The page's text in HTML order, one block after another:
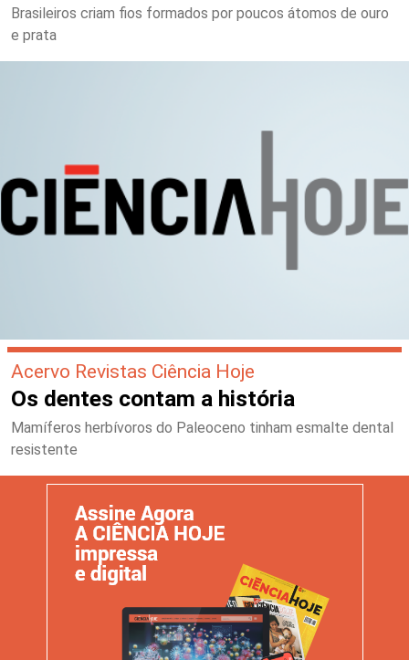
Brasileiros criam fios formados por poucos átomos de ouro
e prata
Acervo Revistas Ciência Hoje
Os dentes contam a história
Mamíferos herbívoros do Paleoceno tinham esmalte dental
resistente